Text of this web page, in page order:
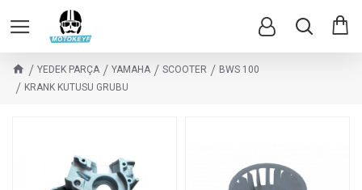
YEDEK PARÇA YAMAHA SCOOTER
BWS 100
KRANK KUTUSU GRUBU